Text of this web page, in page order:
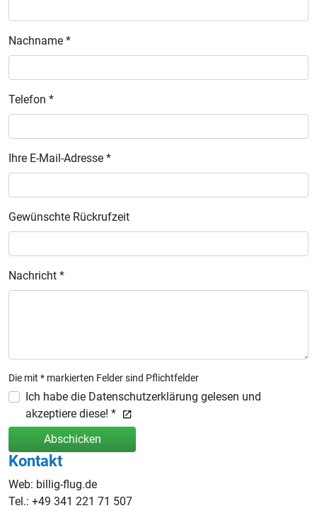
Nachname *
Telefon *
Ihre E-Mail-Adresse *
Gewünschte Rückrufzeit
Nachricht *
Die mit * markierten Felder sind Pflichtfelder
Ich habe die Datenschutzerklärung gelesen und
akzeptiere diese! *
Abschicken
Kontakt
Web: billig-flug.de
Tel.: +49 341 221 71 507